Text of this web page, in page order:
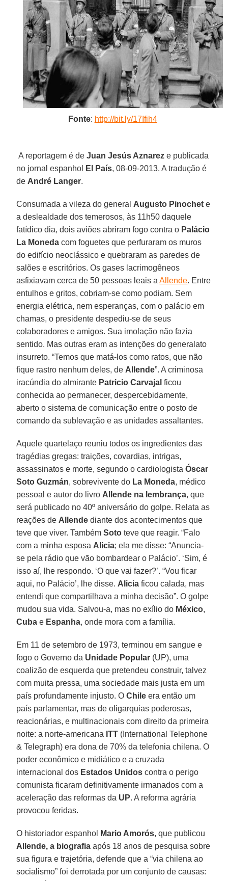
Fonte: http://bit.ly/17Ifih4
A reportagem é deJuan Jesús Aznarez e publicada
no jornal espanhol
El País, 08-09-2013. A tradução é
de André Langer.
Consumada a vileza do general Augusto Pinochet e
a deslealdade dos temerosos, às 11h50 daquele
fatídico dia, dois aviões abriram fogo contra o Palácio
La Moneda com foguetes que perfuraram os muros
do edifício neoclássico e quebraram as paredes de
salões e escritórios. Os gases lacrimogêneos
asfixiavam cerca de 50 pessoas leais aAllende. Entre
entulhos e gritos, cobriam-se como podiam. Sem
energia elétrica, nem esperanças, com o palácio em
chamas, o presidente despediu-se de seus
colaboradores e amigos. Sua imolação não fazia
sentido. Mas outras eram as intenções do generalato
insurreto. “Temos que matá-los como ratos, que não
fique rastro nenhum deles, de Allende”. A criminosa
iracúndia do almirante Patricio Carvajal ficou
conhecida ao permanecer, despercebidamente,
aberto o sistema de comunicação entre o posto de
comando da sublevação e as unidades assaltantes.
Aquele quartelaço reuniu todos os ingredientes das
tragédias gregas: traições, covardias, intrigas,
assassinatos e morte, segundo o cardiologistaÓscar
Soto Guzmán, sobrevivente do La Moneda, médico
pessoal e autor do livro Allende na lembrança, que
será publicado no 40º aniversário do golpe. Relata as
reações de Allende diante dos acontecimentos que
teve que viver. TambémSoto teve que reagir. “Falo
com a minha esposa Alicia; ela me disse: “Anuncia-
se pela rádio que vão bombardear o Palácio’. ‘Sim, é
isso aí, lhe respondo. ‘O que vai fazer?’. “Vou ficar
aqui, no Palácio’, lhe disse. Alicia ficou calada, mas
entendi que compartilhava a minha decisão”. O golpe
mudou sua vida. Salvou-a, mas no exílio do México,
Cuba e Espanha, onde mora com a família.
Em 11 de setembro de 1973, terminou em sangue e
fogo o Governo da Unidade Popular (UP), uma
coalizão de esquerda que pretendeu construir, talvez
com muita pressa, uma sociedade mais justa em um
país profundamente injusto. OChile era então um
país parlamentar, mas de oligarquias poderosas,
reacionárias, e multinacionais com direito da primeira
noite: a norte-americana ITT (International Telephone
& Telegraph) era dona de 70% da telefonia chilena. O
poder econômico e midiático e a cruzada
internacional dos Estados Unidos contra o perigo
comunista ficaram definitivamente irmanados com a
aceleração das reformas da UP. A reforma agrária
provocou feridas.
O historiador espanhol Mario Amorós, que publicou
Allende, a biografia após 18 anos de pesquisa sobre
sua figura e trajetória, defende que a “via chilena ao
socialismo” foi derrotada por um conjunto de causas: